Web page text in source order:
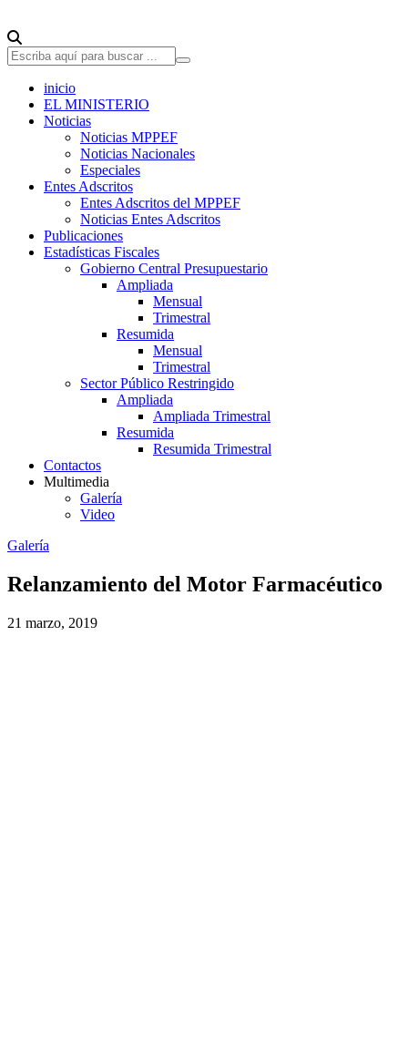
inicio
EL MINISTERIO
Noticias
Noticias MPPEF
Noticias Nacionales
Especiales
Entes Adscritos
Entes Adscritos del MPPEF
Noticias Entes Adscritos
Publicaciones
Estadísticas Fiscales
Gobierno Central Presupuestario
Ampliada
Mensual
Trimestral
Resumida
Mensual
Trimestral
Sector Público Restringido
Ampliada
Ampliada Trimestral
Resumida
Resumida Trimestral
Contactos
Multimedia
Galería
Video
Galería
Relanzamiento del Motor Farmacéutico
21 marzo, 2019